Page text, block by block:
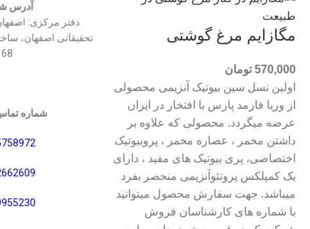
مگازایم مرغ گوشتی
570,000 تومان
اولین نسل سین بیوتیک آنزیمی محصولی
از وریا فارمد پارس با افتخار در ایران
عرضه میگردد. محصولی که علاوه بر
داشتن مخمر ، عصاره مخمر ، پروبیوتیک
اختصاصی، پری بیوتیک های مفید ، دارای
یک کمپلکس پروتئوآنزیمی منحصر بفرد
میباشد. جهت سفارش محصول میتوانید
با شماره های کارشناسان فروش
آدرس
دفتر مركزی:
تحقیقاتی اصفهان،
شماره